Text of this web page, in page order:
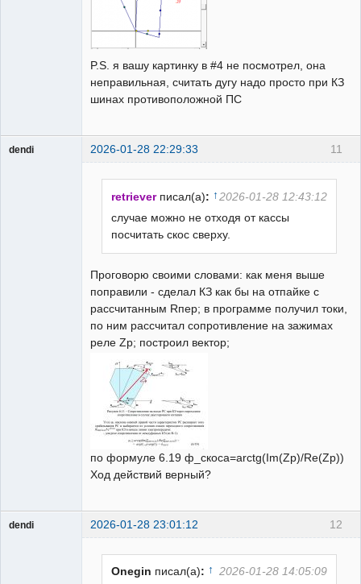
P.S. я вашу картинку в #4 не посмотрел, она
неправильная, считать дугу надо просто при КЗ
шинах противоположной ПС
11
dendi 2026-01-28 22:29:33
retriever писал(а): ↑ 2026-01-28 12:43:12
случае можно не отходя от кассы
посчитать скос сверху.
Проговорю своими словами: как меня выше
поправили - сделал КЗ как бы на отпайке с
рассчитанным Rпер; в программе получил токи,
по ним рассчитал сопротивление на зажимах
реле Zp; построил вектор;
по формуле 6.19 ф_скоса=arctg(Im(Zр)/Re(Zр))
Ход действий верный?
12
dendi 2026-01-28 23:01:12
Onegin писал(а): ↑ 2026-01-28 14:05:09